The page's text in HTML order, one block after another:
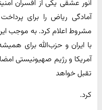
انور عشقی یکی از افسران
آمادگی ریاض را برای
مشروط اعلام کرد. به موجب
با ایران و حزب‌الله برای
آمریکا و رژیم صهیونیستی
تقبل خواهد
کرد.